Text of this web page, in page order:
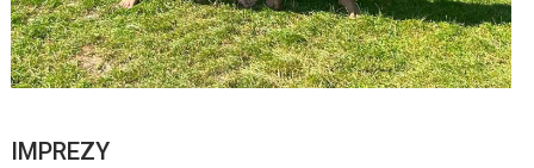
IMPREZY